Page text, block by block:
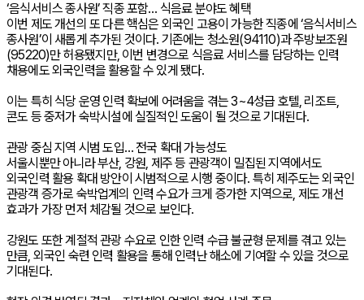
‘음식서비스 종사원’ 직종 포함… 식음료 분야도 혜택
이번 제도 개선의 또 다른 핵심은 외국인 고용이 가능한 직종에 ‘음식서비스
종사원’이 새롭게 추가된 것이다. 기존에는 청소원(94110)과 주방보조원
(95220)만 허용됐지만, 이번 변경으로 식음료 서비스를 담당하는 인력
채용에도 외국인력을 활용할 수 있게 됐다.
이는 특히 식당 운영 인력 확보에 어려움을 겪는 3~4성급 호텔, 리조트,
콘도 등 중저가 숙박시설에 실질적인 도움이 될 것으로 기대된다.
관광 중심 지역 시범 도입… 전국 확대 가능성도
서울시뿐만 아니라 부산, 강원, 제주 등 관광객이 밀집된 지역에서도
외국인력 활용 확대 방안이 시범적으로 시행 중이다. 특히 제주도는 외국인
관광객 증가로 숙박업계의 인력 수요가 크게 증가한 지역으로, 제도 개선
효과가 가장 먼저 체감될 것으로 보인다.
강원도 또한 계절적 관광 수요로 인한 인력 수급 불균형 문제를 겪고 있는
만큼, 외국인 숙련 인력 활용을 통해 인력난 해소에 기여할 수 있을 것으로
기대된다.